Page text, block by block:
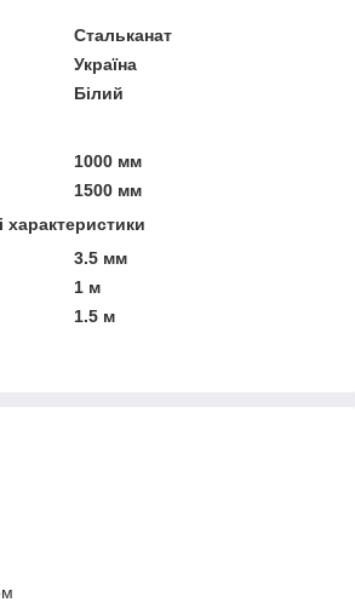
Стальканат
Україна
Білий
1000 мм
1500 мм
характеристики
3.5 мм
1 м
1.5 м